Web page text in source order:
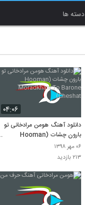
دسته ها
۰۴:۰۶
دانلود آهنگ هومن مرادخانی تو
بارون چشات (Hooman
Moradkhani To Barone
Cheshat)
۰۶ مهر ۱۳۹۸
۲۱۳ بازدید